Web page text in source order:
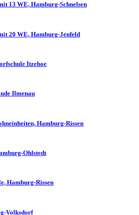
13 WE, Hamburg-Schnelsen
20 WE, Hamburg-Jenfeld
Itzehoe
Ilmenau
Hamburg-Rissen
Ohlstedt
Hamburg-Rissen
Volksdorf